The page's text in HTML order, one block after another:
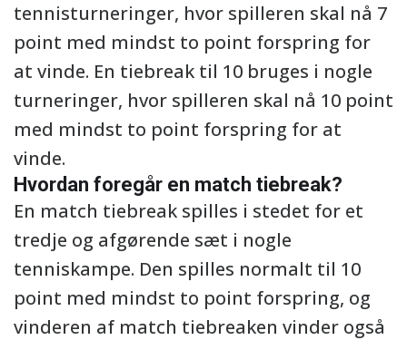
tennisturneringer, hvor spilleren skal nå 7
point med mindst to point forspring for
at vinde. En tiebreak til 10 bruges i nogle
turneringer, hvor spilleren skal nå 10 point
med mindst to point forspring for at
vinde.
Hvordan foregår en match tiebreak?
En match tiebreak spilles i stedet for et
tredje og afgørende sæt i nogle
tenniskampe. Den spilles normalt til 10
point med mindst to point forspring, og
vinderen af match tiebreaken vinder også